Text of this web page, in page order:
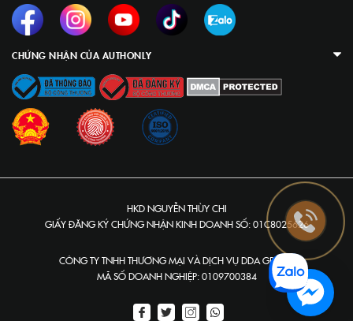
CHỨNG NHẬN CỦA AUTHONLY
HKD NGUYỄN THÙY CHI
GIẤY ĐĂNG KÝ CHỨNG NHẬN KINH DOANH SỐ: 01C8025626
CÔNG TY TNHH THƯƠNG MẠI VÀ DỊCH VỤ DDA GROUP
MÃ SỐ DOANH NGHIỆP: 0109700384